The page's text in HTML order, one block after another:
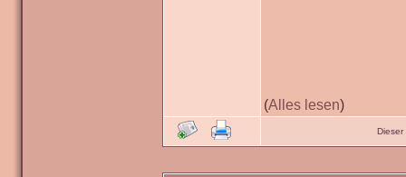
(Alles lesen)